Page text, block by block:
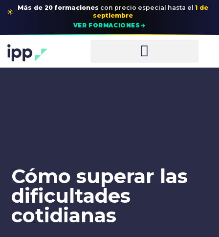
☀ Más de 20 formaciones con precio especial hasta el 1 de
septiembre
VER FORMACIONES →
Cómo superar las
dificultades
cotidianas